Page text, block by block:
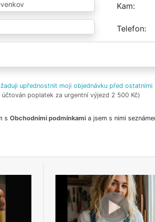
Kam
Telefon
upřednostnit moji objednávku před ostatními
účtován poplatek za urgentní výjezd 2 500 Kč)
s Obchodními podmínkamia jsem s nimi